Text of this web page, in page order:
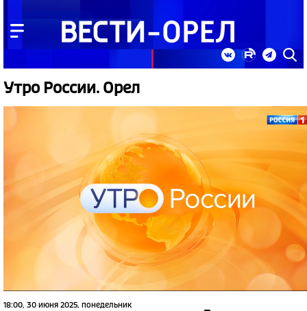
Утро России. Орел
18:00, 30 июня 2025, понедельник